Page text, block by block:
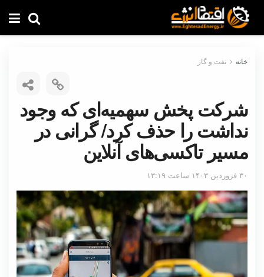
خانه نفت و گاز
شرکت پخش سهمیه‌ای که وجود
نداشت را حذف کرد/ گرانی در
مسیر تاکسی‌های آنلاین
۳۰ فروردین ۱۴۰۳ ساعت ۱۳:۱۹